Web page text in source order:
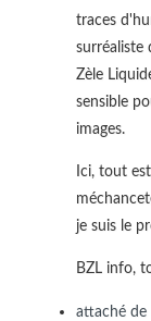
traces
surréaliste
Zèle
sensible
images.
Ici, tout
je suis le
BZL info,
attaché de